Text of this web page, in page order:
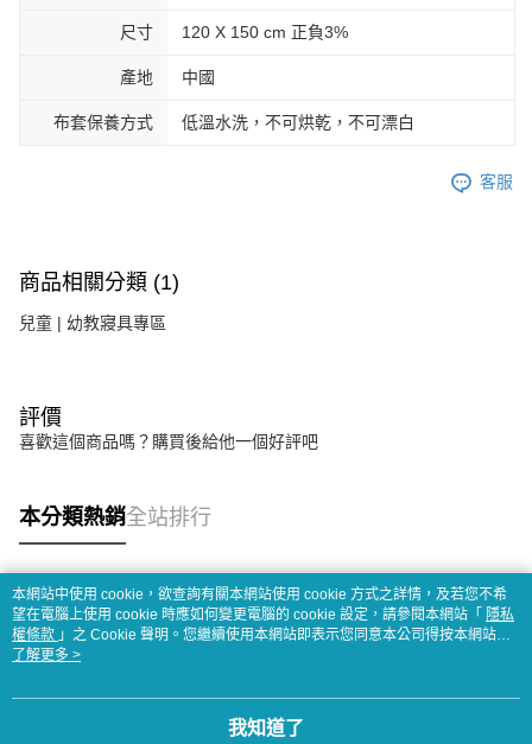
尺寸 120 X 150 cm 正負3%
產地 中國
布套保養方式 低溫水洗，不可烘乾，不可漂白
客服
商品相關分類 (1)
兒童 | 幼教寢具專區
評價
喜歡這個商品嗎？購買後給他一個好評吧
本分類熱銷全站排行
熱門標籤
本網站中使用 cookie，欲查詢有關本網站使用 cookie 方式之詳情，及若您不希
望在電腦上使用 cookie 時應如何變更電腦的 cookie 設定，請參閱本網站「 隱私
權條款 」之 Cookie 聲明。您繼續使用本網站即表示您同意本公司得按本網站使
用條款之 Cookie 聲明使用 cookie。
了解更多 >
我知道了